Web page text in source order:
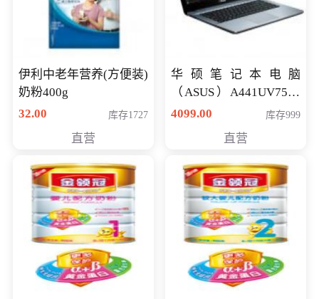
伊利中老年营养(方便装)
奶粉400g
32.00
库存1727
直营
华硕笔记本电脑
（ASUS）A441UV7500
顽石（7代i7-7500U 4G
4099.00 库存999
直营